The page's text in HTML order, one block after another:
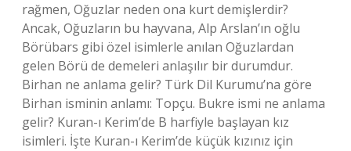
rağmen, Oğuzlar neden ona kurt demişlerdir?
Ancak, Oğuzların bu hayvana, Alp Arslan’ın oğlu
Börübars gibi özel isimlerle anılan Oğuzlardan
gelen Börü de demeleri anlaşılır bir durumdur.
Birhan ne anlama gelir? Türk Dil Kurumu’na göre
Birhan isminin anlamı: Topçu. Bukre ismi ne anlama
gelir? Kuran-ı Kerim’de B harfiyle başlayan kız
isimleri. İşte Kuran-ı Kerim’de küçük kızınız için